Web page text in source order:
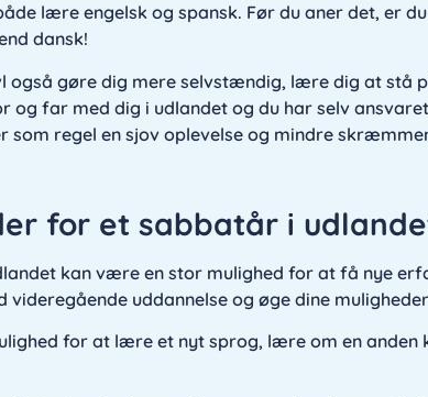
lære engelsk og spansk. Før du aner det, er
dansk!
også gøre dig mere selvstændig, lære dig at stå
og far med dig i udlandet og du har selv
som regel en sjov oplevelse og mindre
for et sabbatår i
kan være en stor mulighed for at få nye
videregående uddannelse og øge dine
for at lære et nyt sprog, lære om en